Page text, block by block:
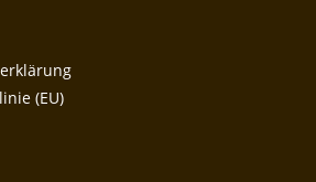
(EU)